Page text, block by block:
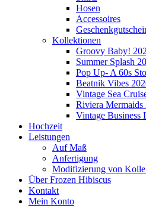
Hosen
Accessoires
Kollektionen
Groovy Baby!
Summer Splash
Pop Up- A 60s
Beatnik Vibes
Vintage Sea
Riviera Mermaids
Vintage Business
Hochzeit
Leistungen
Auf Maß
Anfertigung
Modifizierung von
Über Frozen Hibiscus
Kontakt
Mein Konto